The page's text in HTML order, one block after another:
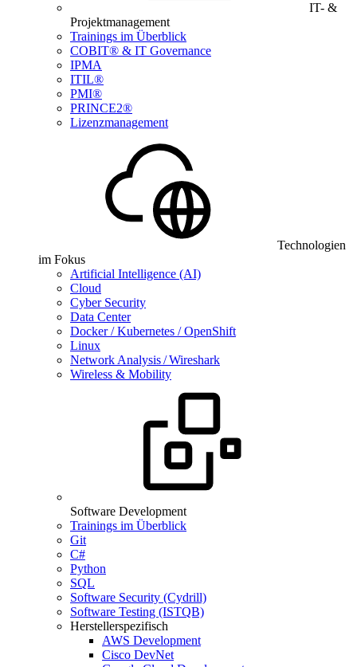
IT- &
Projektmanagement
Trainings im Überblick
COBIT® & IT Governance
IPMA
ITIL®
PMI®
PRINCE2®
Lizenzmanagement
Technologien
im Fokus
Artificial Intelligence (AI)
Cloud
Cyber Security
Data Center
Docker / Kubernetes / OpenShift
Linux
Network Analysis / Wireshark
Wireless & Mobility
Software Development
Trainings im Überblick
Git
C#
Python
SQL
Software Security (Cydrill)
Software Testing (ISTQB)
Herstellerspezifisch
AWS Development
Cisco DevNet